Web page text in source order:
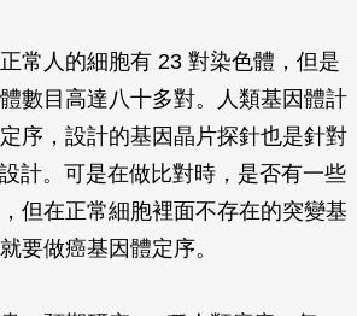
常人的細胞有 23 對染色體，但是
數目高達八十多對。人類基因體計
序，設計的基因晶片探針也是針對
計。可是在做比對時，是否有一些
但在正常細胞裡面不存在的突變基
要做癌基因體定序。